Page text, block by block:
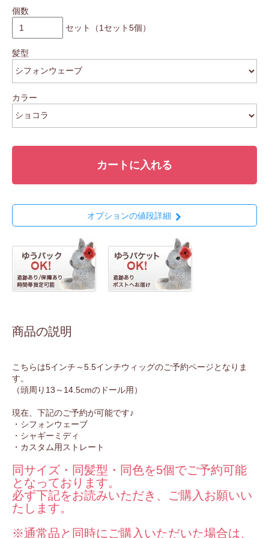
個数
セット（1セット5個）
髪型
カラー
カートに入れる
オプションの値段詳細
商品の説明
こちらは5インチ～5.5インチウィッグのご予約ページとなりま
す。
（頭周り13～14.5cmのドール用）
現在、下記のご予約が可能です♪
・シフォンウェーブ
・シャギーミディ
・カスタム用ストレート
同サイズ・同髪型・同色を5個でご予約可能
となっております。
必ず下記をお読みいただき、ご購入お願いい
たします。
※通常品と同時にご購入いただいた場合は、